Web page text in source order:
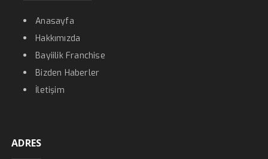
Anasayfa
Hakkımızda
Bayiilik Franchise
Bizden Haberler
İletişim
ADRES